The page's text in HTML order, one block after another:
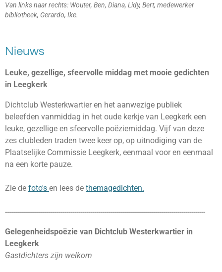
Van links naar rechts: Wouter, Ben, Diana, Lidy, Bert, medewerker
bibliotheek, Gerardo, Ike.
Nieuws
Leuke, gezellige, sfeervolle middag met mooie gedichten
in Leegkerk
Dichtclub Westerkwartier en het aanwezige publiek
beleefden vanmiddag in het oude kerkje van Leegkerk een
leuke, gezellige en sfeervolle poëziemiddag. Vijf van deze
zes clubleden traden twee keer op, op uitnodiging van de
Plaatselijke Commissie Leegkerk, eenmaal voor en eenmaal
na een korte pauze.
Zie de foto's en lees de themagedichten.
-----------------------------------------------------------------------------------------------------
Gelegenheidspoëzie van Dichtclub Westerkwartier in
Leegkerk
Gastdichters zijn welkom